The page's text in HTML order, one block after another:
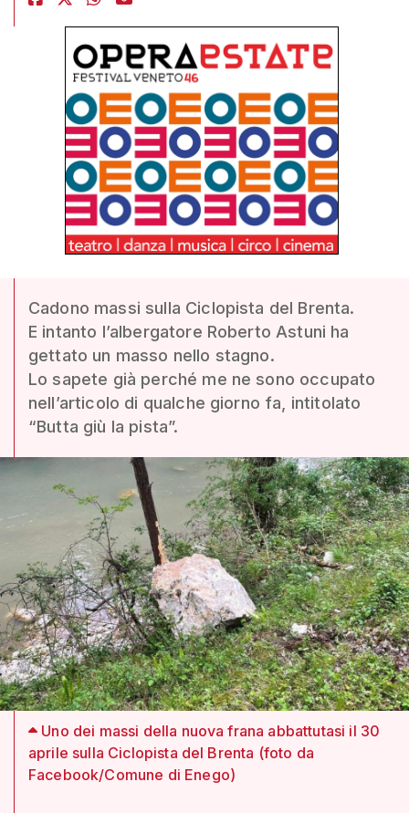
Cadono massi sulla Ciclopista del Brenta.
E intanto l’albergatore Roberto Astuni ha
gettato un masso nello stagno.
Lo sapete già perché me ne sono occupato
nell’articolo di qualche giorno fa, intitolato
“Butta giù la pista”.
Uno dei massi della nuova frana abbattutasi il 30
aprile sulla Ciclopista del Brenta (foto da
Facebook/Comune di Enego)